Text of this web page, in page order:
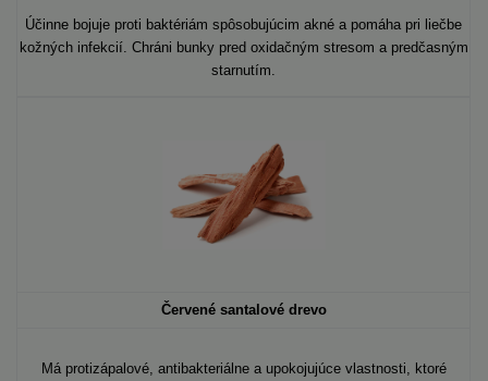
Účinne bojuje proti baktériám spôsobujúcim akné a pomáha pri liečbe
kožných infekcií. Chráni bunky pred oxidačným stresom a predčasným
starnutím.
Červené santalové drevo
Má protizápalové, antibakteriálne a upokojujúce vlastnosti , ktoré